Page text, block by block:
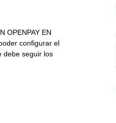
OPENPAY EN
configurar el
debe seguir los